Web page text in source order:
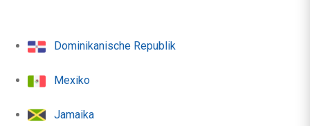
Dominikanische Republik
Mexiko
Jamaika